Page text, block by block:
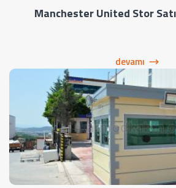
Manchester United Stor
devamı